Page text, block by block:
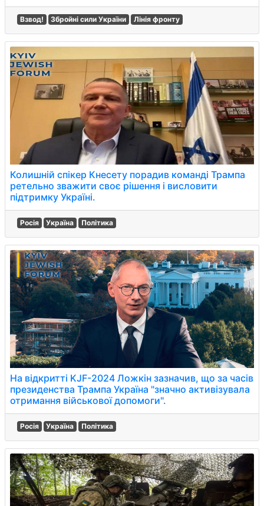
Взвод! Збройні сили України Лінія фронту
Колишній спікер Кнесету порадив команді Трампа
ретельно зважити своє рішення і висловити
підтримку Україні.
Росія Україна Політика
На відкритті KJF-2024 Ложкін зазначив, що за часів
президенства Трампа Україна "значно активізувала
отримання військової допомоги".
Росія Україна Політика